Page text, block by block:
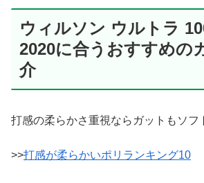
ウィルソン ウルトラ
2020に合うおすすめの
介
打感の柔らかさ重視ならガットもソフ
>>打感が柔らかいポリランキング10